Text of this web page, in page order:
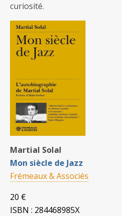
curiosité.
Martial Solal
Mon siècle de Jazz
Frémeaux & Associés
20 €
ISBN : 284468985X